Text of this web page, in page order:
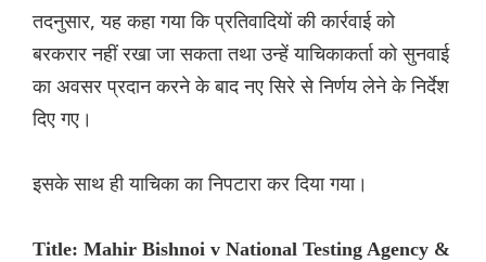
तदनुसार, यह कहा गया कि प्रतिवादियों की कार्रवाई को
बरकरार नहीं रखा जा सकता तथा उन्हें याचिकाकर्ता को सुनवाई
का अवसर प्रदान करने के बाद नए सिरे से निर्णय लेने के निर्देश
दिए गए।
इसके साथ ही याचिका का निपटारा कर दिया गया।
Title: Mahir Bishnoi v National Testing Agency &